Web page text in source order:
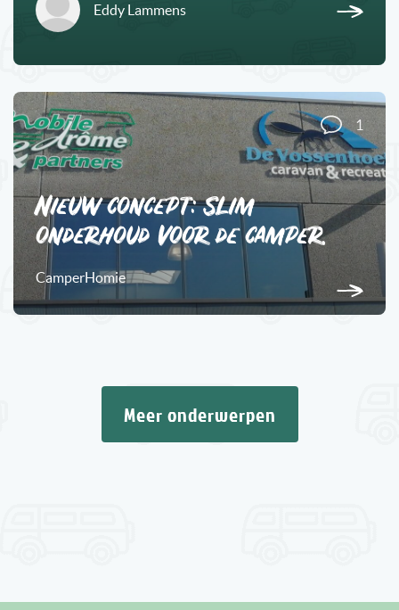
Eddy Lammens
1
Nieuw concept: Slim
onderhoud voor de camper.
CamperHomie
Meer onderwerpen